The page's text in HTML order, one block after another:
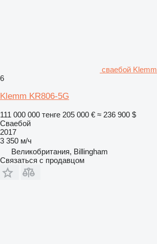
сваебой
6
Klemm KR806-5G
111 000 000 тенге 205 000 € ≈ 236 900 $
Сваебой
2017
3 350 м/ч
Великобритания, Billingham
Связаться с продавцом